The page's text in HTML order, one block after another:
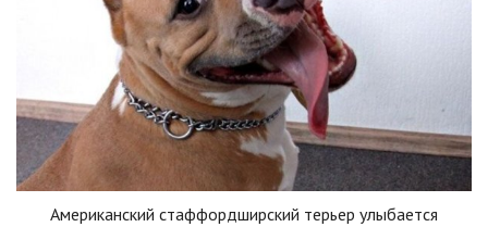
Американский стаффордширский терьер улыбается